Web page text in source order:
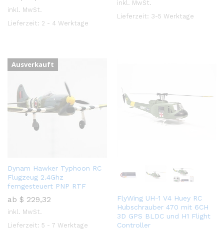
inkl. MwSt.
Lieferzeit: 2 - 4 Werktage
inkl. MwSt.
Lieferzeit: 3-5 Werktage
Ausverkauft
Dynam Hawker Typhoon RC
Flugzeug 2.4Ghz
ferngesteuert PNP RTF
ab $ 229,32
inkl. MwSt.
Lieferzeit: 5 - 7 Werktage
FlyWing UH-1 V4 Huey RC
Hubschrauber 470 mit 6CH
3D GPS BLDC und H1 Flight
Controller